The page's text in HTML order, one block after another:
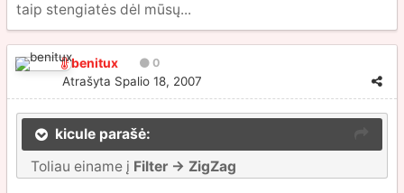
taip stengiatės dėl mūsų...
benitux 0
Atrašyta Spalio 18, 2007
kicule parašė:
Toliau einame į Filter -> ZigZag